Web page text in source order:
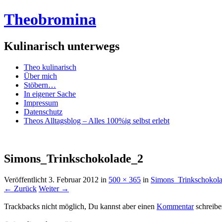
Theobromina
Kulinarisch unterwegs
Menü
Zum
Inhalt
springen
Theo kulinarisch
Über mich
Stöbern…
In eigener Sache
Impressum
Datenschutz
Theos Alltagsblog – Alles 100%ig selbst erlebt
Simons_Trinkschokolade_2
Veröffentlicht 3. Februar 2012 in 500 × 365 in
← Zurück Weiter →
Trackbacks nicht möglich, Du kannst aber einen Kommentar